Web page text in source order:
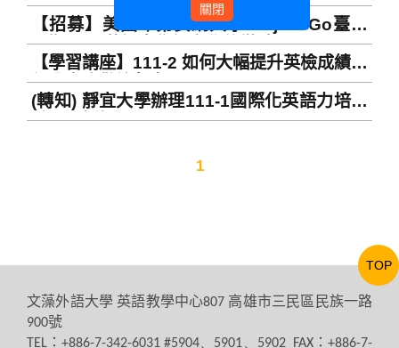
【招募】美國印第安納大學Project Go臺灣
暑期2023華語密集語言學伴徵聘
【學習講座】111-2 如何大幅提升英檢成績心
得分享會歡迎報名(Learning Lecture) 111-2
Sharing Session of How Wenzao
Students Significantly Improve the Score
(轉知) 靜宜大學辦理111-1國際化英語力培訓
系列面授課程
1
文藻外語大學 英語教學中心807 高雄市三民區民族一路
900號
TEL ：+886-7-342-6031 #5904、5901、5902 FAX：+886-7-
TOP
關閉